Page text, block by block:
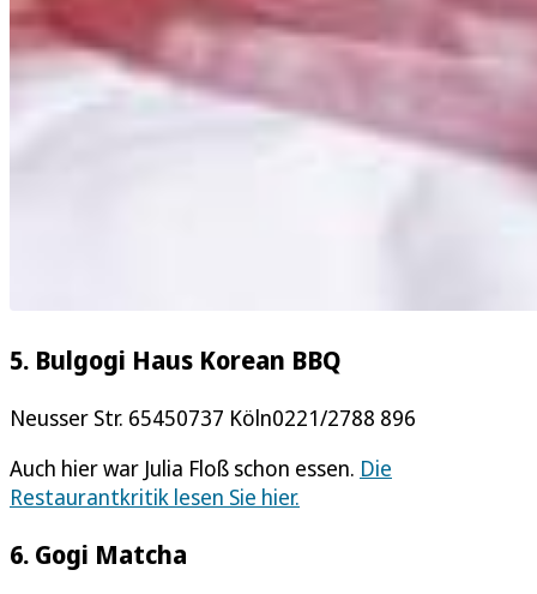
5. Bulgogi Haus Korean BBQ
Neusser Str. 65450737 Köln0221/2788 896
Auch hier war Julia Floß schon essen. Die
Restaurantkritik lesen Sie hier.
6. Gogi Matcha